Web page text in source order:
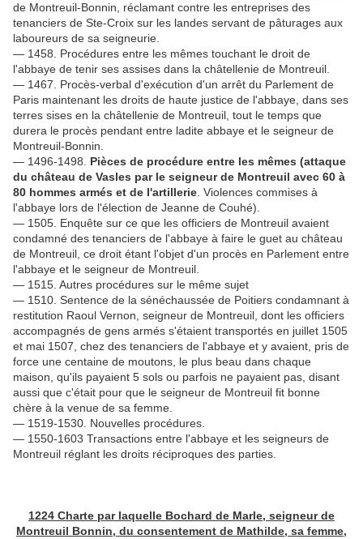
de Montreuil-Bonnin, réclamant contre les entreprises des
tenanciers de Ste-Croix sur les landes servant de pâturages aux
laboureurs de sa seigneurie.
— 1458. Procédures entre les mêmes touchant le droit de
l'abbaye de tenir ses assises dans la châtellenie de Montreuil.
— 1467. Procès-verbal d'exécution d'un arrêt du Parlement de
Paris maintenant les droits de haute justice de l'abbaye, dans ses
terres sises en la châtellenie de Montreuil, tout le temps que
durera le procès pendant entre ladite abbaye et le seigneur de
Montreuil-Bonnin.
— 1496-1498. Pièces de procédure entre les mêmes (attaque
du château de Vasles par le seigneur de Montreuil avec 60 à
80 hommes armés et de l'artillerie . Violences commises à
l'abbaye lors de l'élection de Jeanne de Couhé).
— 1505. Enquête sur ce que les officiers de Montreuil avaient
condamné des tenanciers de l'abbaye à faire le guet au château
de Montreuil, ce droit étant l'objet d'un procès en Parlement entre
l'abbaye et le seigneur de Montreuil.
— 1515. Autres procédures sur le même sujet
— 1510. Sentence de la sénéchaussée de Poitiers condamnant à
restitution Raoul Vernon, seigneur de Montreuil, dont les officiers
accompagnés de gens armés s'étaient transportés en juillet 1505
et mai 1507, chez des tenanciers de l'abbaye et y avaient, pris de
force une centaine de moutons, le plus beau dans chaque
maison, qu'ils payaient 5 sols ou parfois ne payaient pas, disant
aussi que c'était pour que le seigneur de Montreuil fit bonne
chère à la venue de sa femme.
— 1519-1530. Nouvelles procédures.
— 1550-1603 Transactions entre l'abbaye et les seigneurs de
Montreuil réglant les droits réciproques des parties.
1224 Charte par laquelle Bochard de Marle, seigneur de
Montreuil Bonnin, du consentement de Mathilde, sa femme,